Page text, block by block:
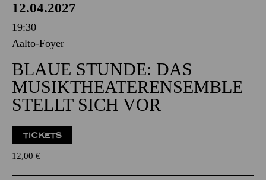
12.04.2027
19:30
Aalto-Foyer
BLAUE STUNDE: DAS
MUSIKTHEATERENSEMBLE
STELLT SICH VOR
TICKETS
12,00 €